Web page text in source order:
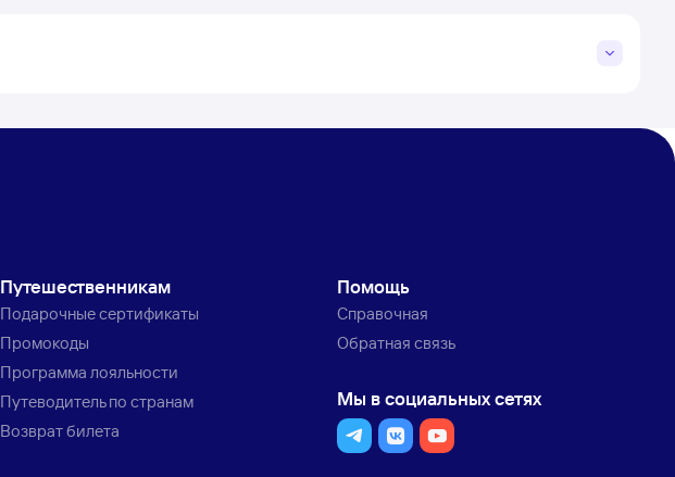
Путешественникам
Подарочные сертификаты
Промокоды
Программа лояльности
Путеводитель по странам
Возврат билета
Помощь
Справочная
Обратная связь
Мы в социальных сетях